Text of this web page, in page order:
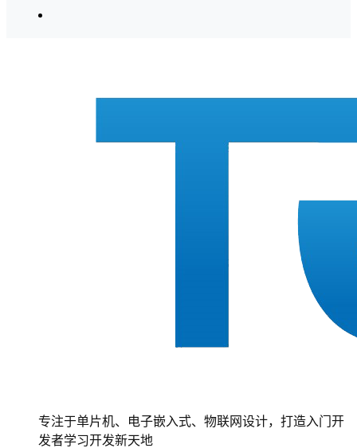
专注于单片机、电子嵌入式、物联网设计，打造入门开
发者学习开发新天地